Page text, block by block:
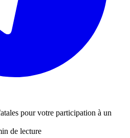
pour votre participation à un
de lecture